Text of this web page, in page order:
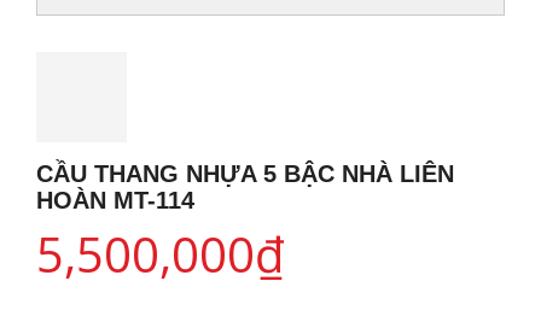
CẦU THANG NHỰA 5 BẬC NHÀ LIÊN
HOÀN MT-114
5,500,000₫